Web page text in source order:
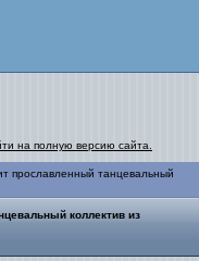
на полную версию сайта.
прославленный танцевальный
коллектив из